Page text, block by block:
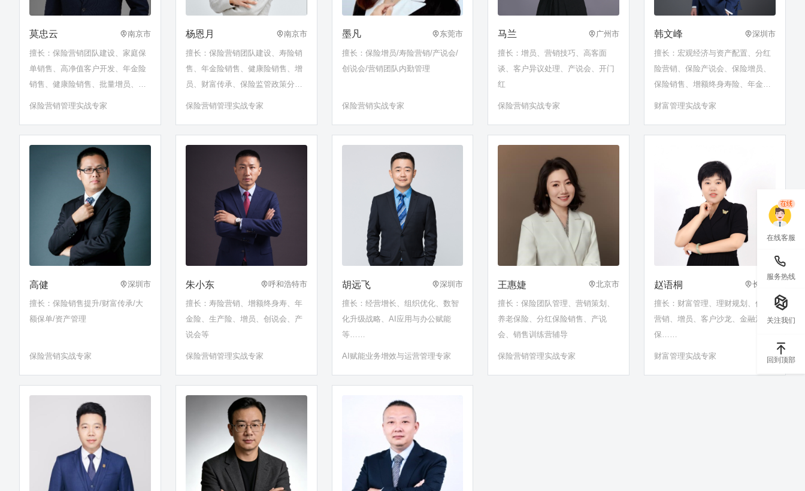
莫忠云 南京市
擅长：保险营销团队建设、家庭保
单销售、高净值客户开发、年金险
销售、健康险销售、批量增员、财
保险营销管理实战专家
杨恩月 南京市
擅长：保险营销团队建设、寿险销
售、年金险销售、健康险销售、增
员、财富传承、保险监管政策分
保险营销管理实战专家
墨凡 东莞市
擅长：保险增员/寿险营销/产说会/
创说会/营销团队内勤管理
保险营销实战专家
马兰 广州市
擅长：增员、营销技巧、高客面
谈、客户异议处理、产说会、开门
红
保险营销实战专家
韩文峰 深圳市
擅长：宏观经济与资产配置、分红
险营销、保险产说会、保险增员、
保险销售、增额终身寿险、年金产
财富管理实战专家
高健 深圳市
擅长：保险销售提升/财富传承/大
额保单/资产管理
保险营销实战专家
朱小东 呼和浩特市
擅长：寿险营销、增额终身寿、年
金险、生产险、增员、创说会、产
说会等
保险营销管理实战专家
胡远飞 深圳市
擅长：经营增长、组织优化、数智
化升级战略、AI应用与办公赋能
等……
AI赋能业务增效与运营管理专家
王惠婕 北京市
擅长：保险团队管理、营销策划、
养老保险、分红保险销售、产说
会、销售训练营辅导
保险营销管理实战专家
赵语桐 长春市
擅长：财富管理、理财规划、保险
营销、增员、客户沙龙、金融消
保……
财富管理实战专家
在线客服
服务热线
关注我们
回到顶部